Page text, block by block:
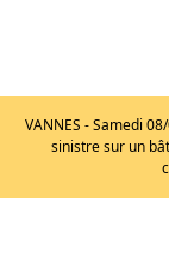
VANNES - Samedi
sinistre sur un